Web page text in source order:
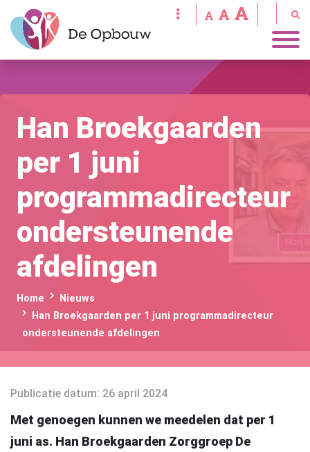
Han Broekgaarden
per 1 juni
programmadirecteur
ondersteunende
afdelingen
Home
Nieuws
Han Broekgaarden per 1 juni programmadirecteur
ondersteunende afdelingen
Publicatie datum: 26 april 2024
Met genoegen kunnen we meedelen dat per 1
juni as. Han Broekgaarden Zorggroep De